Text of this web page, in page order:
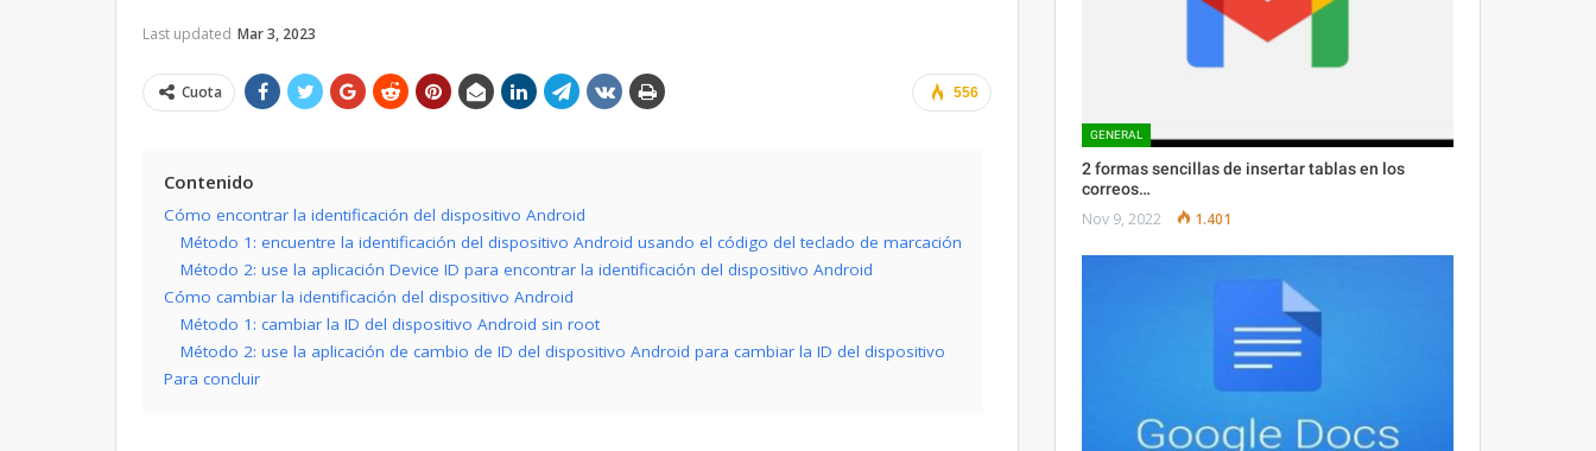
Last updated Mar 3, 2023
556
Cuota
Contenido
Cómo encontrar la identificación del dispositivo Android
Método 1: encuentre la identificación del dispositivo Android usando el código del teclado de marcación
Método 2: use la aplicación Device ID para encontrar la identificación del dispositivo Android
Cómo cambiar la identificación del dispositivo Android
Método 1: cambiar la ID del dispositivo Android sin root
Método 2: use la aplicación de cambio de ID del dispositivo Android para cambiar la ID del dispositivo
Para concluir
GENERAL
2 formas sencillas de insertar tablas en los
correos…
Nov 9, 2022 1.401